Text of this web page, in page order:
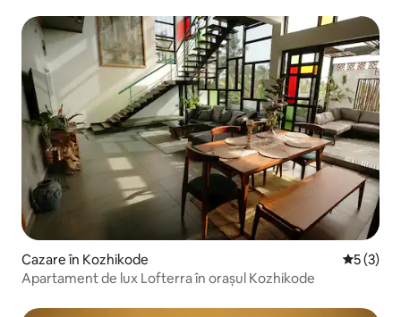
Cazare în Kozhikode Scor
5 (3)
Apartament de lux Lofterra în orașul Kozhikode